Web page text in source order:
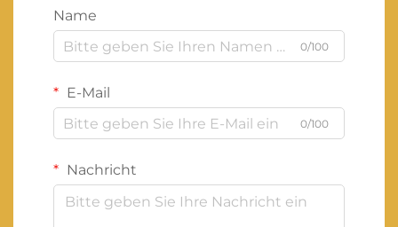
Name
0/100
E-Mail
0/100
Nachricht